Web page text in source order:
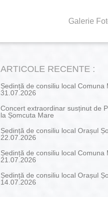
Galerie
ARTICOLE RECENTE :
Ședință de consiliu local Comuna
31.07.2026
Concert extraordinar susținut de
la Șomcuta Mare
Ședință de consiliu local Orașul
22.07.2026
Ședință de consiliu local Comuna
21.07.2026
Ședință de consiliu local Orașul
14.07.2026